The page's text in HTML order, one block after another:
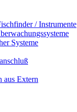
/ Instrumente
Systeme
aus Extern